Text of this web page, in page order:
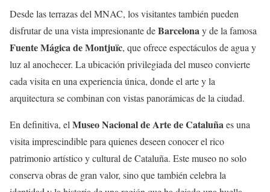
Desde las terrazas del MNAC, los visitantes también pueden
disfrutar de una vista impresionante deBarcelona y de la famosa
Fuente Mágica de Montjuïc, que ofrece espectáculos de agua y
luz al anochecer. La ubicación privilegiada del museo convierte
cada visita en una experiencia única, donde el arte y la
arquitectura se combinan con vistas panorámicas de la ciudad.
En definitiva, el Museo Nacional de Arte de Cataluña es una
visita imprescindible para quienes deseen conocer el rico
patrimonio artístico y cultural de Cataluña. Este museo no solo
conserva obras de gran valor, sino que también celebra la